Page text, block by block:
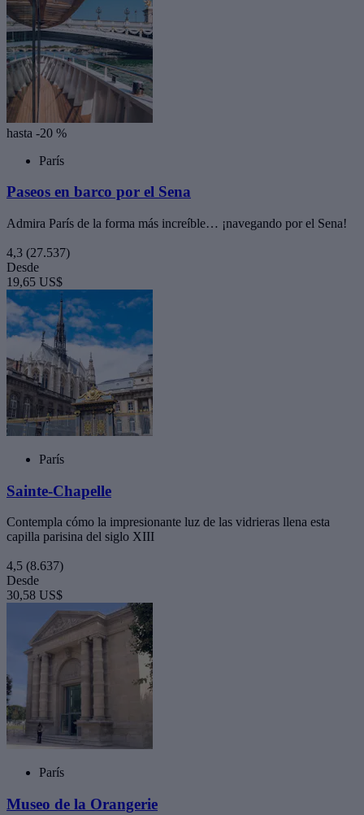
hasta -20 %
París
Paseos en barco por el Sena
Admira París de la forma más increíble… ¡navegando por el Sena!
4,3 (27.537)
Desde
19,65 US$
París
Sainte-Chapelle
Contempla cómo la impresionante luz de las vidrieras llena esta
capilla parisina del siglo XIII
4,5 (8.637)
Desde
30,58 US$
París
Museo de la Orangerie